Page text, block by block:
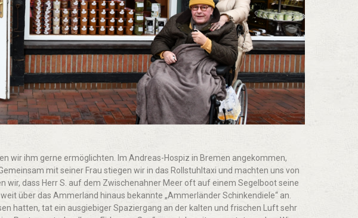
wir ihm gerne ermöglichten. Im Andreas-Hospiz in Bremen angekommen,
mit seiner Frau stiegen wir in das Rollstuhltaxi und machten uns von
wir, dass Herr S. auf dem Zwischenahner Meer oft auf einem Segelboot seine
über das Ammerland hinaus bekannte „Ammerländer Schinkendiele“ an.
hatten, tat ein ausgiebiger Spaziergang an der kalten und frischen Luft sehr